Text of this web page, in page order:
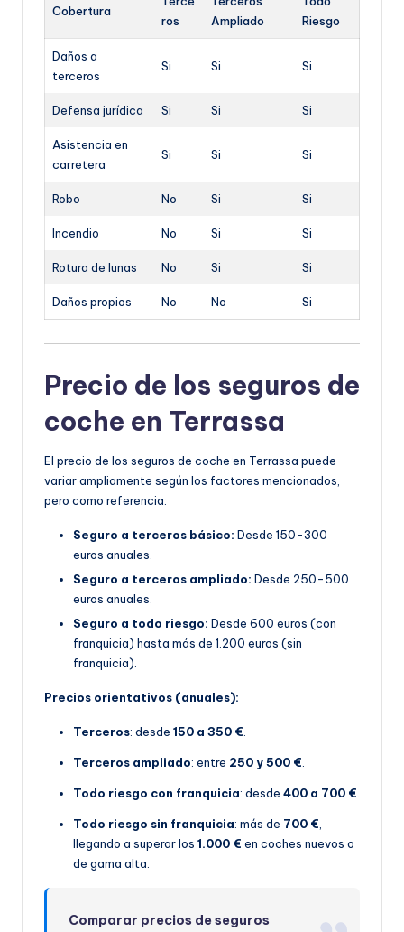
Cobertura
ros
Ampliado
Riesgo
Daños a
terceros
Si Si Si
Defensa jurídica Si Si Si
Asistencia en
carretera
Si Si Si
Robo No Si Si
Incendio No Si Si
Rotura de lunas No Si Si
Daños propios No No Si
Precio de los seguros de
coche en Terrassa
El precio de los seguros de coche en Terrassa puede
variar ampliamente según los factores mencionados,
pero como referencia:
Seguro a terceros básico: Desde 150-300
euros anuales.
Seguro a terceros ampliado: Desde 250-500
euros anuales.
Seguro a todo riesgo: Desde 600 euros (con
franquicia) hasta más de 1.200 euros (sin
franquicia).
Precios orientativos (anuales):
Terceros: desde 150 a 350 €
Terceros ampliado: entre 250 y 500 €
Todo riesgo con franquicia: desde 400 a 700 €
Todo riesgo sin franquicia: más de 700 €
llegando a superar los 1.000 € en coches nuevos o
de gama alta.
Comparar precios de seguros